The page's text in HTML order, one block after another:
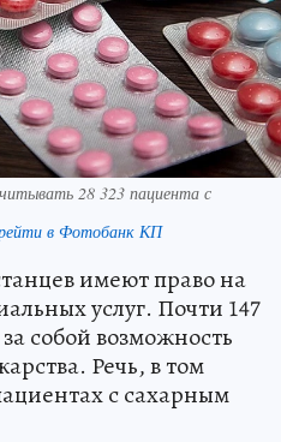
28 323 пациента с
в Фотобанк КП
имеют право на
услуг. Почти 147
собой возможность
Речь, в том
с сахарным